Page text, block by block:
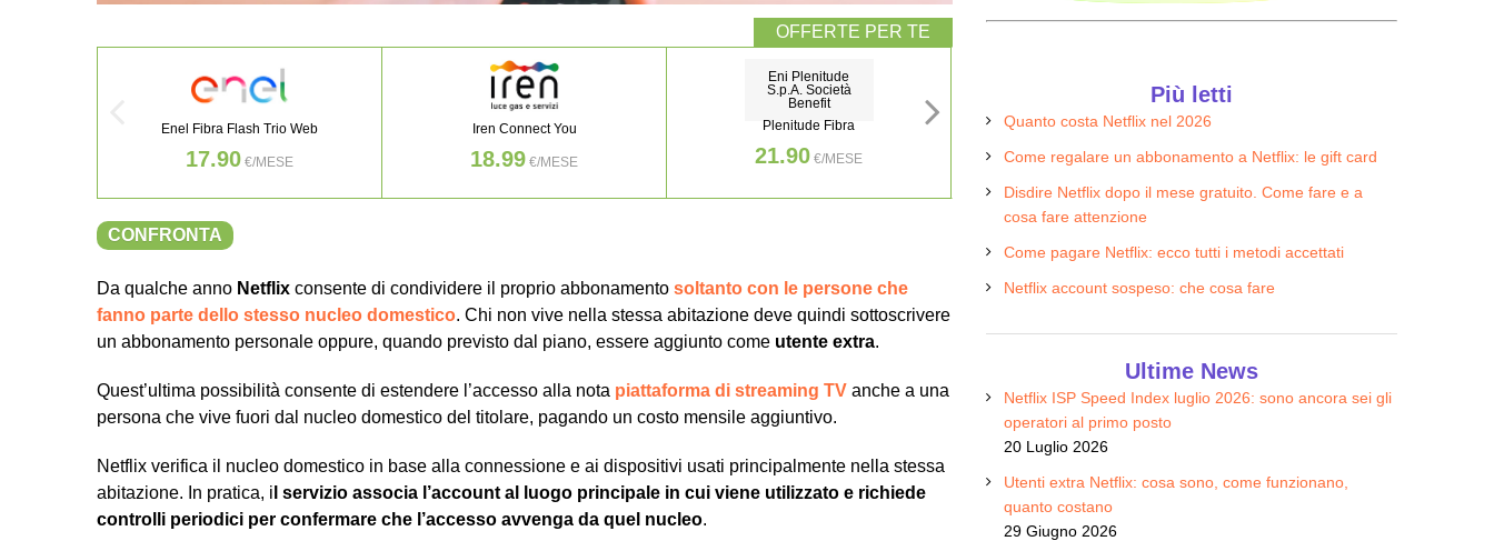
Enel Fibra Flash Trio Web
17.90 €/MESE
Iren Connect You
18.99 €/MESE
Eni Plenitude
S.p.A. Società
Benefit
Plenitude Fibra
21.90 €/MESE
Illumia Wi-FI
22.90€/MESE 22.90
CONFRONTA
Da qualche anno Netflix consente di condividere il proprio abbonamento soltanto con le persone che
fanno parte dello stesso nucleo domestico. Chi non vive nella stessa abitazione deve quindi sottoscrivere
un abbonamento personale oppure, quando previsto dal piano, essere aggiunto come utente extra.
Quest’ultima possibilità consente di estendere l’accesso alla nota piattaforma di streaming TV anche a una
persona che vive fuori dal nucleo domestico del titolare, pagando un costo mensile aggiuntivo.
Netflix verifica il nucleo domestico in base alla connessione e ai dispositivi usati principalmente nella stessa
abitazione. In pratica, i l servizio associa l’account al luogo principale in cui viene utilizzato e richiede
controlli periodici per confermare che l’accesso avvenga da quel nucleo.
Più letti
Quanto costa Netflix nel 2026
Come regalare un abbonamento a Netflix: le gift card
Disdire Netflix dopo il mese gratuito. Come fare e a
cosa fare attenzione
Come pagare Netflix: ecco tutti i metodi accettati
Netflix account sospeso: che cosa fare
Ultime News
Netflix ISP Speed Index luglio 2026: sono ancora sei gli
operatori al primo posto
20 Luglio 2026
Utenti extra Netflix: cosa sono, come funzionano,
quanto costano
29 Giugno 2026